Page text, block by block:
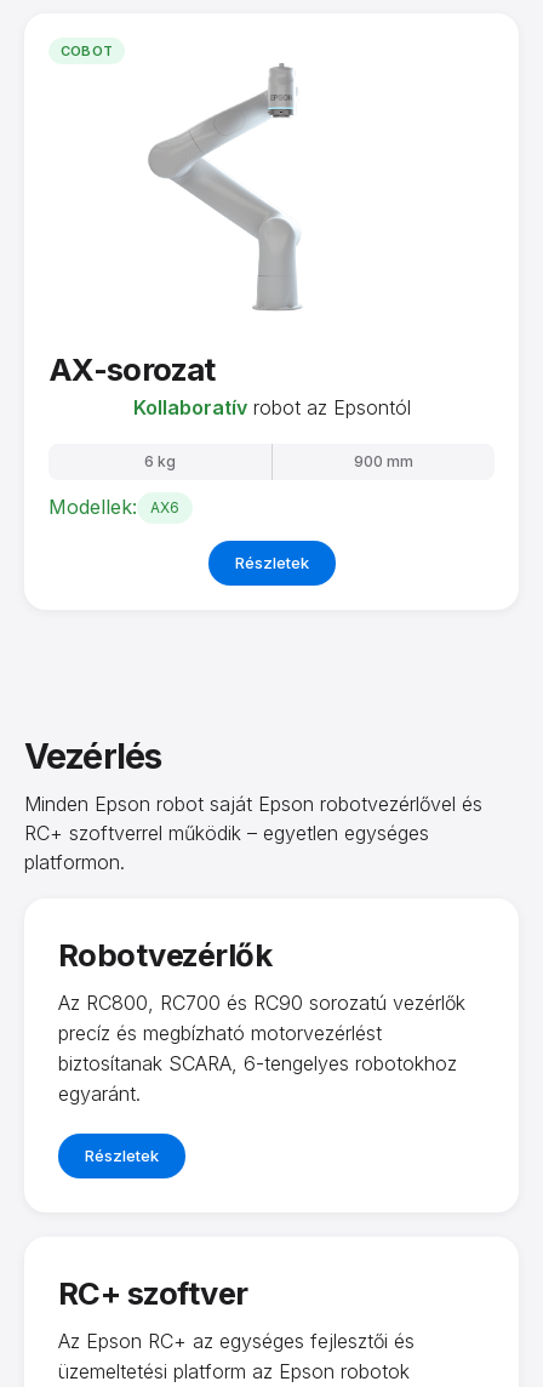
COBOT
AX-sorozat
Kollaboratívrobot az Epsontól
6 kg 900 mm
Modellek: AX6
Részletek
Vezérlés
Minden Epson robot saját Epson robotvezérlővel és
RC+ szoftverrel működik – egyetlen egységes
platformon.
Robotvezérlők
Az RC800, RC700 és RC90 sorozatú vezérlők
precíz és megbízható motorvezérlést
biztosítanak SCARA, 6-tengelyes robotokhoz
egyaránt.
Részletek
RC+ szoftver
Az Epson RC+ az egységes fejlesztői és
üzemeltetési platform az Epson robotok